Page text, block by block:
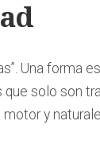
Una forma
que solo son
y